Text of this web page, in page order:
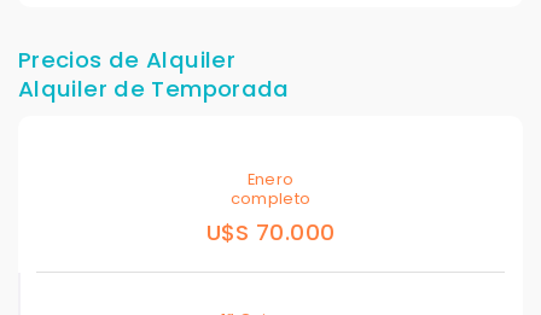
Precios de Alquiler
Alquiler de Temporada
Enero
completo
U$S 70.000